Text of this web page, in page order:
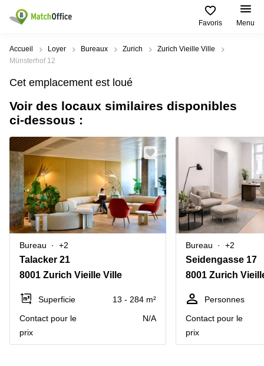
Favoris Menu
Rechercher / publier
Pages
de
Bureau
Centre
d'affaires
Coworking
Salle
de
réunion
Bureau
virtuel
Villes
Populaires
Location
bureau
Bureau
à louer
Genève
Bureau à
louer
Lausanne
Coworking
Zurich
Genève
Coworking
Coworking
Basel
Recherches
populaires
Voie du
Chariot 3
Place de
la Gare
12
Lausanne
Rue du
Pré-de-
la-
1
Genève
Rue de
1
Place
Aide
Qui sommes-nous?
Publier un local
Prix
Connexion
Choisissez une langue
Switzerland
Accueil Loyer Bureaux Zurich
Zurich Vieille Ville
Münsterhof 12
Cet emplacement est loué
Voir des locaux similaires disponibles
ci-dessous :
Bureau +2
Talacker 21
8001 Zurich Vieille Ville
Superficie
13 - 284 m²
Contact pour le
prix
N/A
Bureau +2
Seidengasse 17
8001 Zurich
Personnes
Contact pour le
prix